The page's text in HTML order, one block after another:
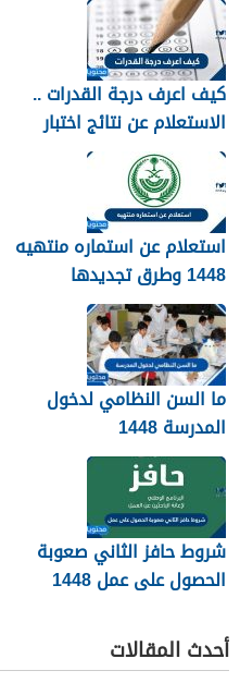
كيف اعرف درجة القدرات ..
الاستعلام عن نتائج اختبار
القدرات 1448
استعلام عن استماره منتهيه
1448 وطرق تجديدها
ما السن النظامي لدخول
المدرسة 1448
شروط حافز الثاني صعوبة
الحصول على عمل 1448
أحدث المقالات